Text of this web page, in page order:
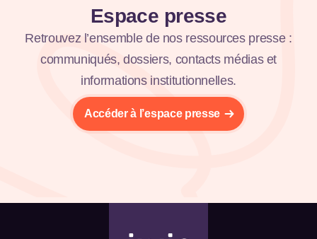
Espace presse
Retrouvez l’ensemble de nos ressources presse :
communiqués, dossiers, contacts médias et
informations institutionnelles.
Accéder à l’espace presse